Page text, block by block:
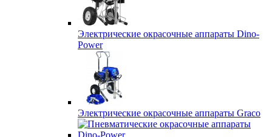
Электрические окрасочные аппараты Dino-
Power
Электрические окрасочные аппараты Graco